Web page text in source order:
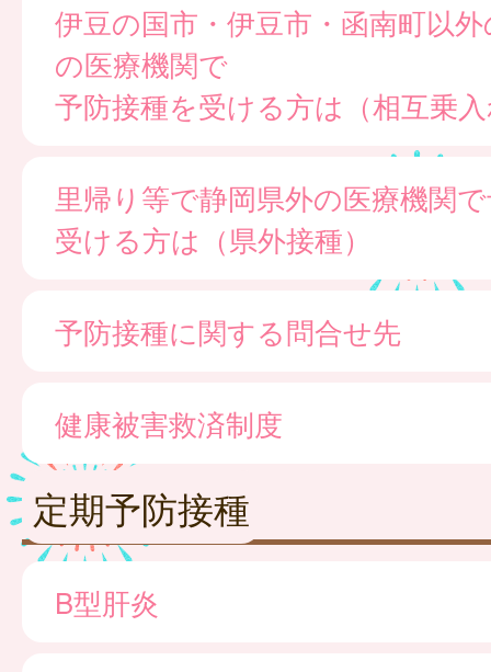
伊豆の国市・伊豆市・函南町以
の医療機関で
予防接種を受ける方は（相互乗
里帰り等で静岡県外の医療機関
受ける方は（県外接種）
予防接種に関する問合せ先
健康被害救済制度
定期予防接種
B型肝炎